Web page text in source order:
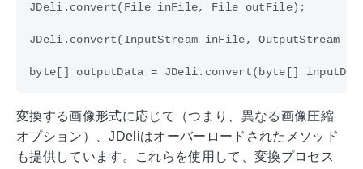
JDeli.convert(File inFile, File outFile);
JDeli.convert(InputStream inFile, OutputStream
変換する画像形式に応じて（つまり、異なる画像圧縮
オプション）、JDeliはオーバーロードされたメソッド
も提供しています。これらを使用して、変換プロセス